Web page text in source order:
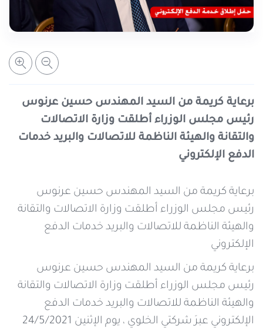
خدمات التعبئة والرصيد
عرض المزيد
تفاصيل الخدمة
اتصل بنا
شبكة التوزيع
برعاية كريمة من السيد المهندس حسين عرنوس
رئيس مجلس الوزراء أطلقت وزارة الاتصالات
والتقانة والهيئة الناظمة للاتصالات والبريد خدمات
الدفع الإلكتروني
برعاية كريمة من السيد المهندس حسين عرنوس
رئيس مجلس الوزراء أطلقت وزارة الاتصالات والتقانة
والهيئة الناظمة للاتصالات والبريد خدمات الدفع
الإلكتروني
برعاية كريمة من السيد المهندس حسين عرنوس
رئيس مجلس الوزراء أطلقت وزارة الاتصالات والتقانة
والهيئة الناظمة للاتصالات والبريد خدمات الدفع
الإلكتروني عبرَ شركتي الخلوي ، يوم الإثنين 24/5/2021